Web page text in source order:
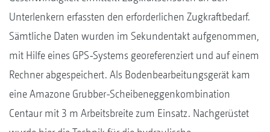
Unterlenkern erfassten den erforderlichen Zugkraftbedarf.
Sämtliche Daten wurden im Sekundentakt aufgenommen,
mit Hilfe eines GPS-Systems georeferenziert und auf einem
Rechner abgespeichert. Als Bodenbearbeitungsgerät kam
eine Amazone Grubber-Scheibeneggenkombination
Centaur mit 3 m Arbeitsbreite zum Einsatz. Nachgerüstet